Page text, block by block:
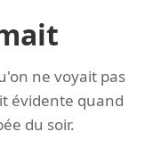
ne voyait pas
évidente quand
du soir.